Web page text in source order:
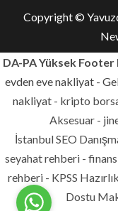
Copyright ©
DA-PA Yüksek Footer
evden eve nakliyat -
nakliyat - kripto
Aksesuar -
İstanbul SEO
seyahat rehberi -
rehberi - KPSS
Dostu